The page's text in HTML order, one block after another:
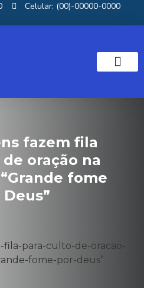
Celular: (00)-00000-0000
fazem fila
oração na
fome